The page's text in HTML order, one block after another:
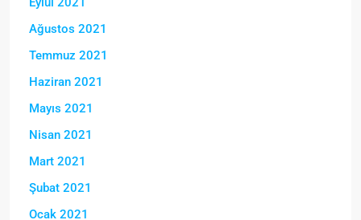
Ağustos 2021
Temmuz 2021
Haziran 2021
Mayıs 2021
Nisan 2021
Mart 2021
Şubat 2021
Ocak 2021